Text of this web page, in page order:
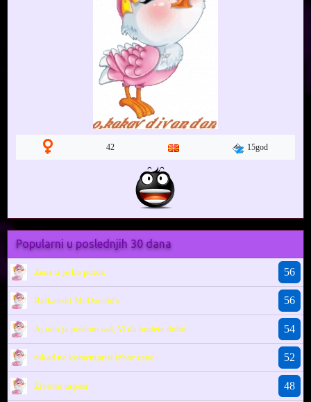
42 15god
Popularni u poslednjih 30 dana
Zena ti je ko potok 56
Balkanski McDonald's 56
Aj odo ja poslom sad, Vi da budete dobri 54
nikad ne komentarisi izbor zene 52
Zivotni uspesi 48